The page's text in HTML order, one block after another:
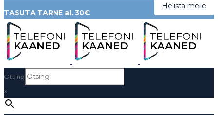
TASUTA TARNE al. 30€
Helista meile
Otsing
×